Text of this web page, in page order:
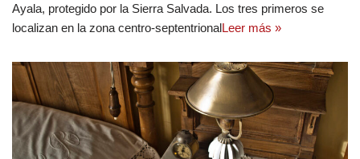
Ayala, protegido por la Sierra Salvada. Los tres primeros se
localizan en la zona centro-septentrionalLeer más »